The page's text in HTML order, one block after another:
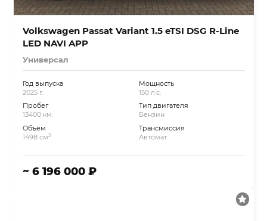
Volkswagen Passat Variant 1.5 eTSI DSG R-Line
LED NAVI APP
Универсал
Год выпуска
2025 г.
Пробег
13400 км.
Объём
1498 см3
Мощность
150 л.с.
Тип двигателя
Бензин
Трансмиссия
Автомат
~ 6 196 000 ₽